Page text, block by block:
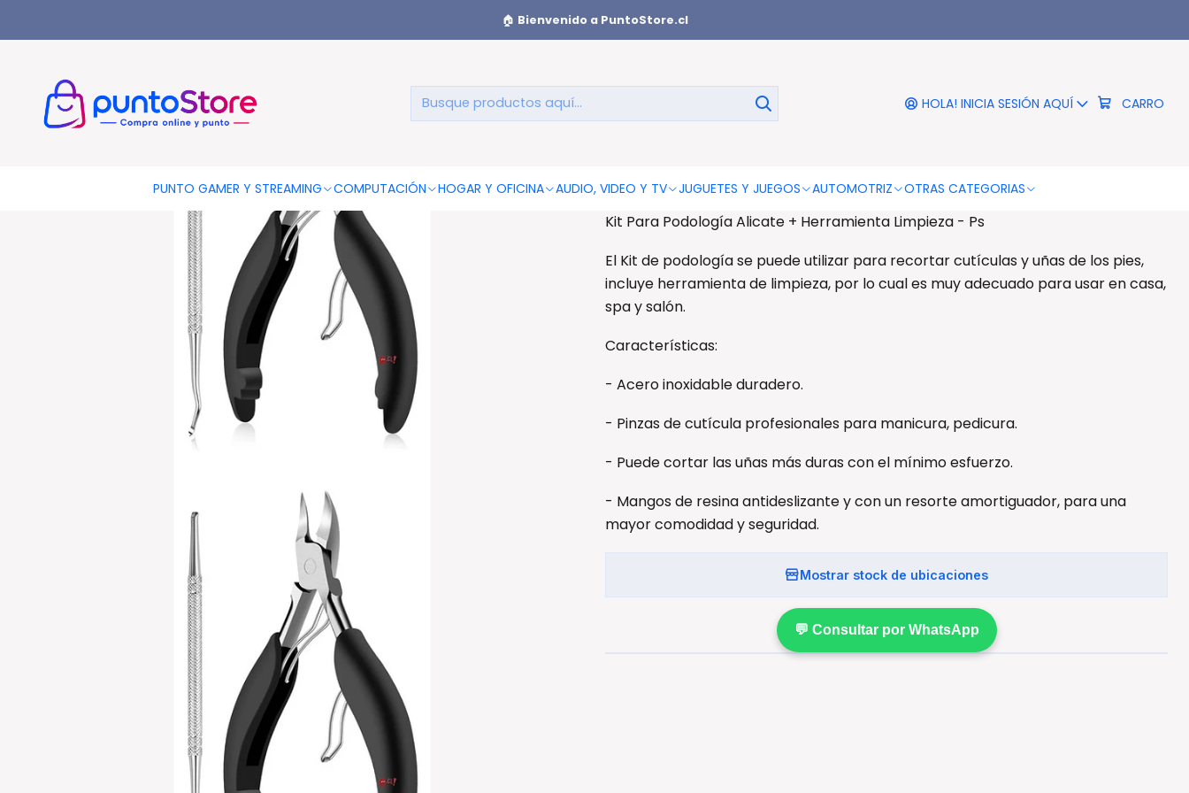
HOLA! INICIA SESIÓN AQUÍ CARRO
PUNTO GAMER Y STREAMING COMPUTACIÓN HOGAR Y OFICINA AUDIO, VIDEO Y TV JUGUETES Y JUEGOS AUTOMOTRIZ OTRAS CATEGORIAS
🏠 Bienvenido a PuntoStore.cl
Kit Para Podología Alicate + Herramienta Limpieza - Ps
Kit Para Podología Alicate + Herramienta
Limpieza - Ps
DESCRIPCIÓN
Kit Para Podología Alicate + Herramienta Limpieza - Ps
El Kit de podología se puede utilizar para recortar cutículas y uñas de los pies,
incluye herramienta de limpieza, por lo cual es muy adecuado para usar en casa,
spa y salón.
Características:
- Acero inoxidable duradero.
- Pinzas de cutícula profesionales para manicura, pedicura.
- Puede cortar las uñas más duras con el mínimo esfuerzo.
- Mangos de resina antideslizante y con un resorte amortiguador, para una
mayor comodidad y seguridad.
Mostrar stock de ubicaciones
💬 Consultar por WhatsApp